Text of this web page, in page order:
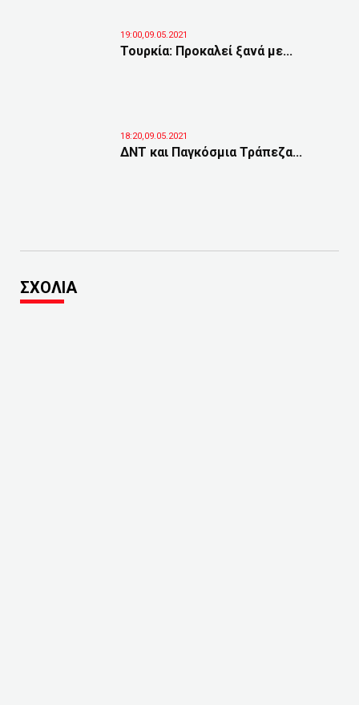
19:00,09.05.2021
Τουρκία: Προκαλεί ξανά με...
18:20,09.05.2021
ΔΝΤ και Παγκόσμια Τράπεζα...
ΣΧΟΛΙΑ